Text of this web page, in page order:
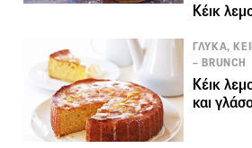
Κέικ
ΓΛΥΚΑ,
– BRUNCH
Κέικ
και